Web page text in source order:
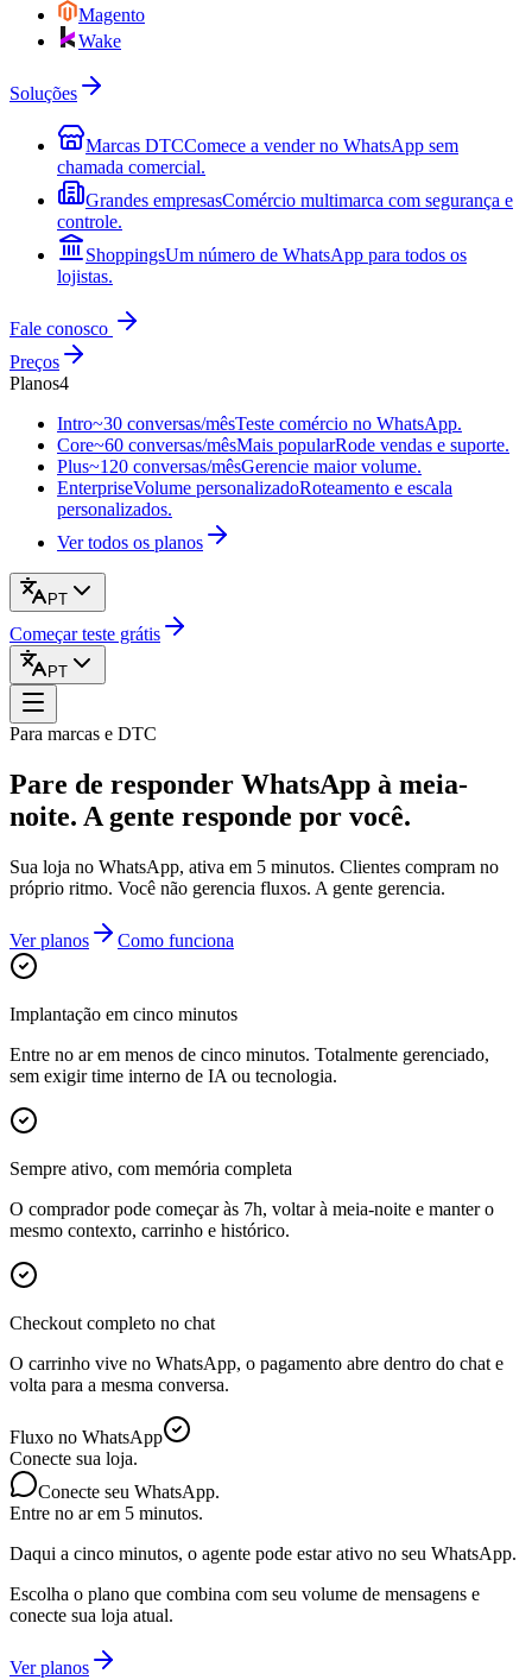
Magento
Wake
Soluções
Marcas DTCComece a vender no WhatsApp sem
chamada comercial.
Grandes empresasComércio multimarca com segurança e
controle.
ShoppingsUm número de WhatsApp para todos os
lojistas.
Fale conosco
Preços
Planos4
Intro~30 conversas/mêsTeste comércio no WhatsApp.
Core~60 conversas/mêsMais popularRode vendas e suporte.
Plus~120 conversas/mêsGerencie maior volume.
EnterpriseVolume personalizadoRoteamento e escala
personalizados.
Ver todos os planos
PT
Começar teste grátis
PT
Para marcas e DTC
Pare de responder WhatsApp à meia-
noite. A gente responde por você.
Sua loja no WhatsApp, ativa em 5 minutos. Clientes compram no
próprio ritmo. Você não gerencia fluxos. A gente gerencia.
Ver planos Como funciona
Implantação em cinco minutos
Entre no ar em menos de cinco minutos. Totalmente gerenciado,
sem exigir time interno de IA ou tecnologia.
Sempre ativo, com memória completa
O comprador pode começar às 7h, voltar à meia-noite e manter o
mesmo contexto, carrinho e histórico.
Checkout completo no chat
O carrinho vive no WhatsApp, o pagamento abre dentro do chat e
volta para a mesma conversa.
Fluxo no WhatsApp
Conecte sua loja.
Conecte seu WhatsApp.
Entre no ar em 5 minutos.
Daqui a cinco minutos, o agente pode estar ativo no seu WhatsApp.
Escolha o plano que combina com seu volume de mensagens e
conecte sua loja atual.
Ver planos